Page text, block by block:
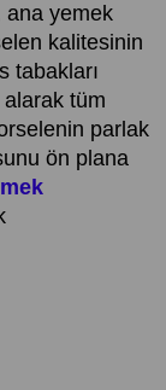
ana yemek
kalitesinin
tabakları
alarak tüm
parlak
ön plana